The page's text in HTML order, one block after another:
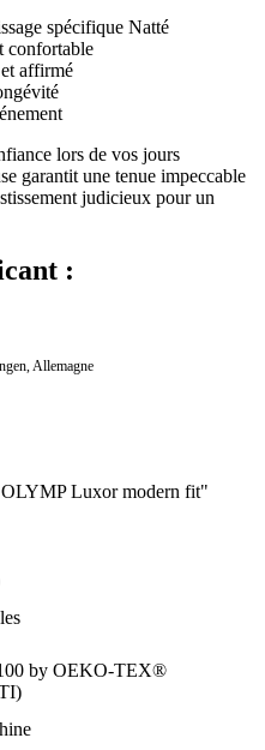
spécifique Natté
confortable
affirmé
lors de vos jours
garantit une tenue impeccable
judicieux pour un
:
Allemagne
OLYMP Luxor modern fit"
by OEKO-TEX®